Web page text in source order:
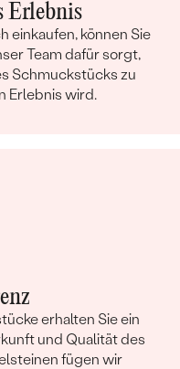
hergestellt
Erlebnis
einkaufen, können Sie
Team dafür sorgt,
Schmuckstücks zu
Erlebnis wird.
erhalten Sie ein
und Qualität des
fügen wir